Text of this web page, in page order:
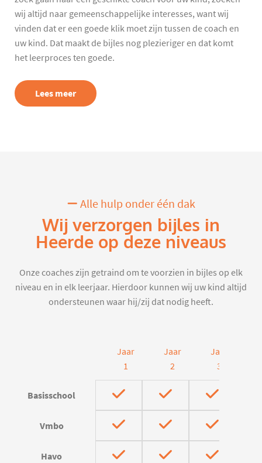
wij altijd naar gemeenschappelijke interesses, want wij
vinden dat er een goede klik moet zijn tussen de coach en
uw kind. Dat maakt de bijles nog plezieriger en dat komt
het leerproces ten goede.
Lees meer
Alle hulp onder één dak
Wij verzorgen bijles in
Heerde op deze niveaus
Onze coaches zijn getraind om te voorzien in bijles op elk
niveau en in elk leerjaar. Hierdoor kunnen wij uw kind altijd
ondersteunen waar hij/zij dat nodig heeft.
Jaar
1
Jaar
2
Jaar
3
Basisschool
Vmbo
Havo